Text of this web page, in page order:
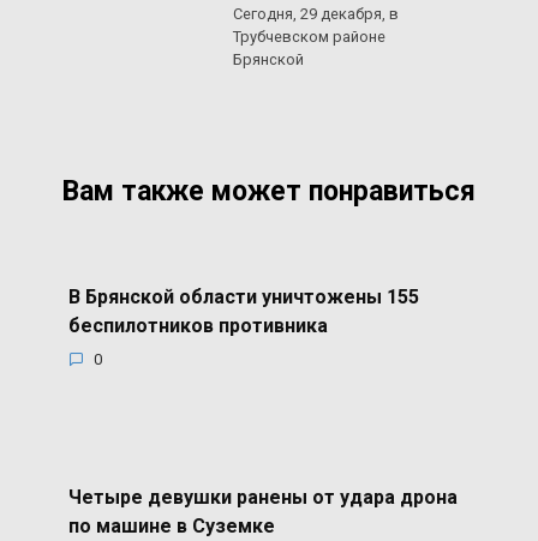
Сегодня, 29 декабря, в
Трубчевском районе
Брянской
Вам также может понравиться
В Брянской области уничтожены 155
беспилотников противника
0
Четыре девушки ранены от удара дрона
по машине в Суземке